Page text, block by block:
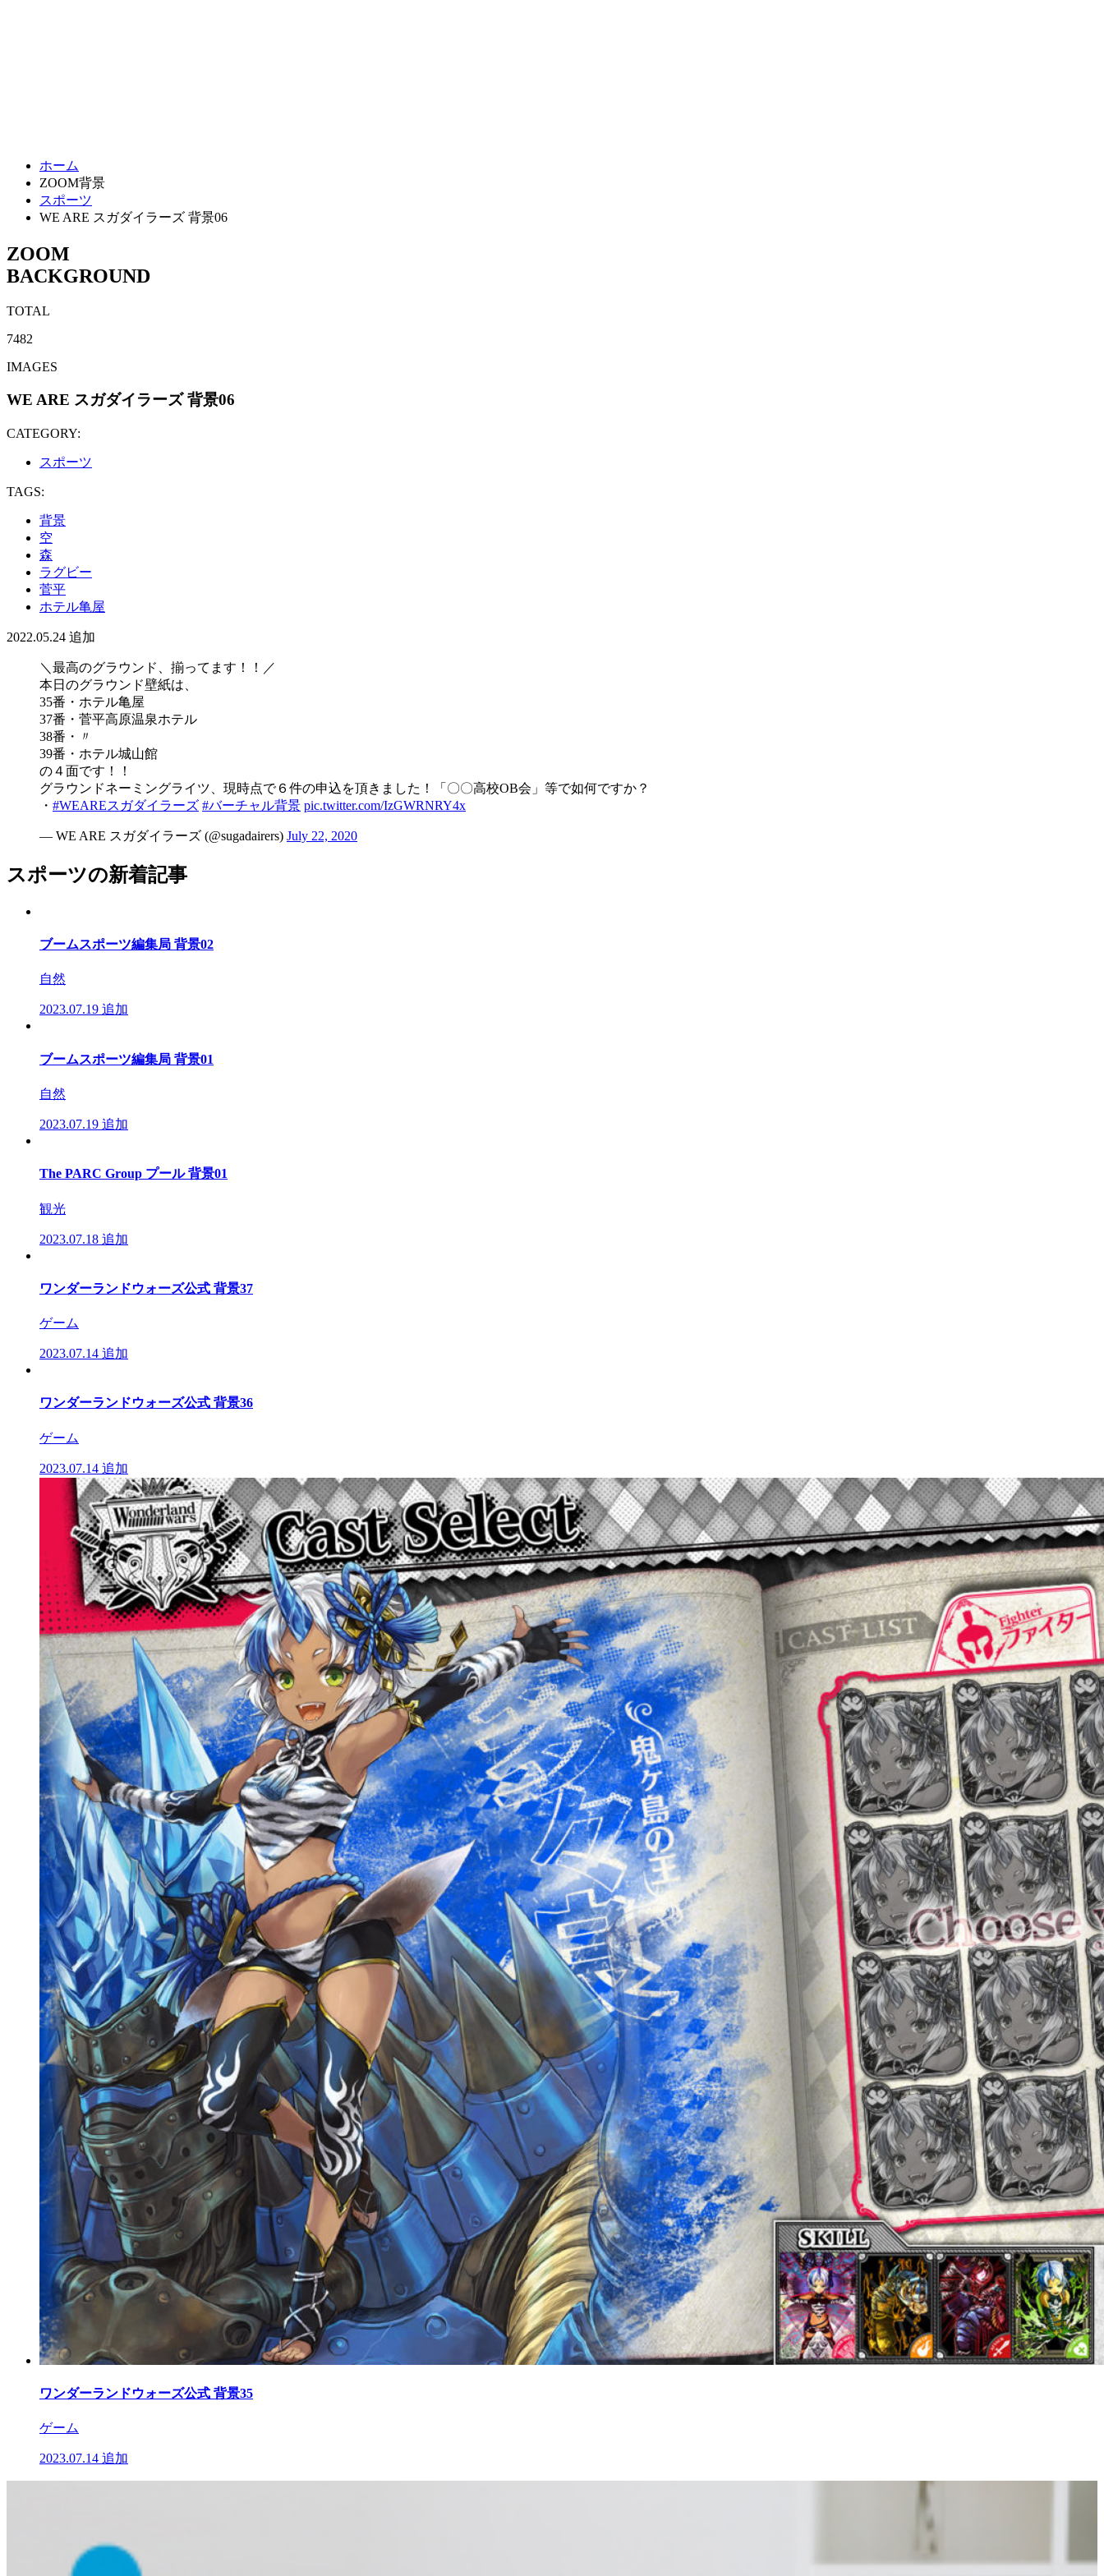
ホーム
ZOOM背景
スポーツ
WE ARE スガダイラーズ 背景06
ZOOM
BACKGROUND
TOTAL
7482
IMAGES
WE ARE スガダイラーズ 背景06
CATEGORY:
スポーツ
TAGS:
背景
空
森
ラグビー
菅平
ホテル亀屋
2022.05.24 追加
＼最高のグラウンド、揃ってます！！／
本日のグラウンド壁紙は、
35番・ホテル亀屋
37番・菅平高原温泉ホテル
38番・〃
39番・ホテル城山館
の４面です！！
グラウンドネーミングライツ、現時点で６件の申込を頂きました！「〇〇高校OB会」等で如何ですか？
・ #WEAREスガダイラーズ #バーチャル背景 pic.twitter.com/IzGWRNRY4x
— WE ARE スガダイラーズ (@sugadairers) July 22, 2020
スポーツの新着記事
ブームスポーツ編集局 背景02
自然
2023.07.19 追加
ブームスポーツ編集局 背景01
自然
2023.07.19 追加
The PARC Group プール 背景01
観光
2023.07.18 追加
ワンダーランドウォーズ公式 背景37
ゲーム
2023.07.14 追加
ワンダーランドウォーズ公式 背景36
ゲーム
2023.07.14 追加
ワンダーランドウォーズ公式 背景35
ゲーム
2023.07.14 追加